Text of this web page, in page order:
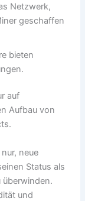
Netzwerk,
geschaffen
bieten
auf
Aufbau von
neue
Status als
und